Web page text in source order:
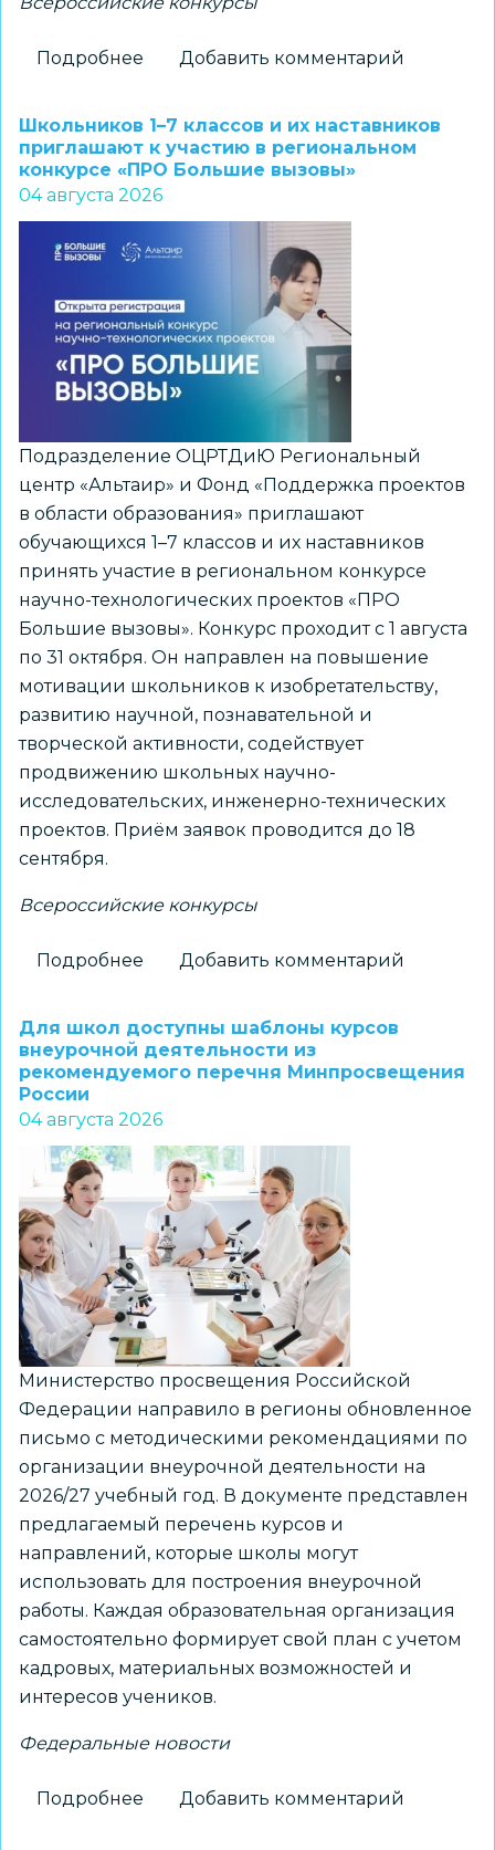
Подробнее
школьники
–
победители
всероссийского
«Большая
Добавить комментарий
Школьников 1–7 классов и их наставников
приглашают к участию в региональном
конкурсе «ПРО Большие вызовы»
04 августа 2026
Подразделение ОЦРТДиЮ Региональный
центр «Альтаир» и Фонд «Поддержка проектов
в области образования» приглашают
обучающихся 1–7 классов и их наставников
принять участие в региональном конкурсе
научно-технологических проектов «ПРО
Большие вызовы». Конкурс проходит с 1 августа
по 31 октября. Он направлен на повышение
мотивации школьников к изобретательству,
развитию научной, познавательной и
творческой активности, содействует
продвижению школьных научно-
исследовательских, инженерно-технических
проектов. Приём заявок проводится до 18
сентября.
Всероссийские конкурсы
Подробнее
7
классов
их
наставников
приглашают
к
участию
в
региональном
конкурсе
«ПРО
Большие
вызовы»
Добавить комментарий
Для школ доступны шаблоны курсов
внеурочной деятельности из
рекомендуемого перечня Минпросвещения
России
04 августа 2026
Министерство просвещения Российской
Федерации направило в регионы обновленное
письмо с методическими рекомендациями по
организации внеурочной деятельности на
2026/27 учебный год. В документе представлен
предлагаемый перечень курсов и
направлений, которые школы могут
использовать для построения внеурочной
работы. Каждая образовательная организация
самостоятельно формирует свой план с учетом
кадровых, материальных возможностей и
интересов учеников.
Федеральные новости
Подробнее Добавить комментарий